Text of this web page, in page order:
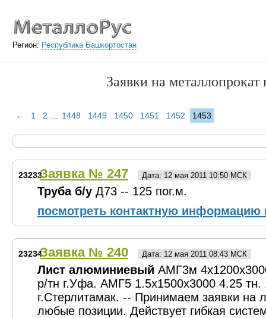
Регион: Республика Башкортостан
Заявки на
← 1 2 1448 1449 1450 1451 1452 1453
23233Заявка № 247 Дата: 12 мая 2011 10:50 МСК
Труба б/у Д73 -- 125 пог.м.
посмотреть контактную информацию
23234Заявка № 240 Дата: 12 мая 2011 08:43 МСК
Лист алюминиевый АМГ3м
р/тн г.Уфа. АМГ5 1.5х1500х3000 4.25 тн.
г.Стерлитамак. -- Принимаем заявки на
любые позиции. Действует гибкая